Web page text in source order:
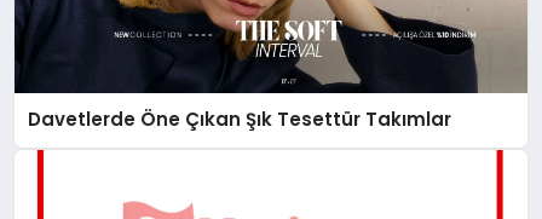
Davetlerde Öne Çıkan Şık Tesettür Takımlar